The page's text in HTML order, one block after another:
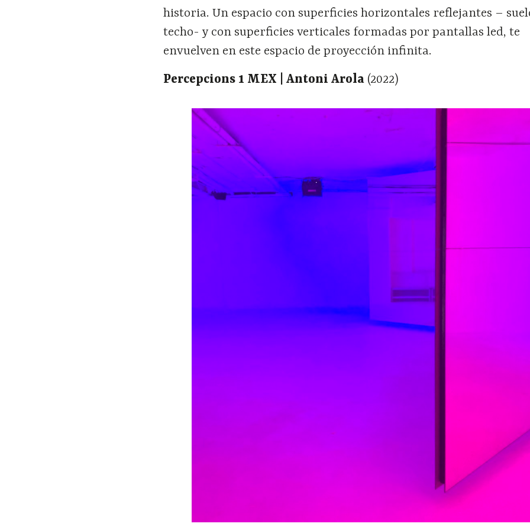
historia. Un espacio con superficies horizontales reflejantes –
techo- y con superficies verticales formadas por pantallas led, te
envuelven en este espacio de proyección infinita.
Percepcions 1 MEX | Antoni Arola (2022)